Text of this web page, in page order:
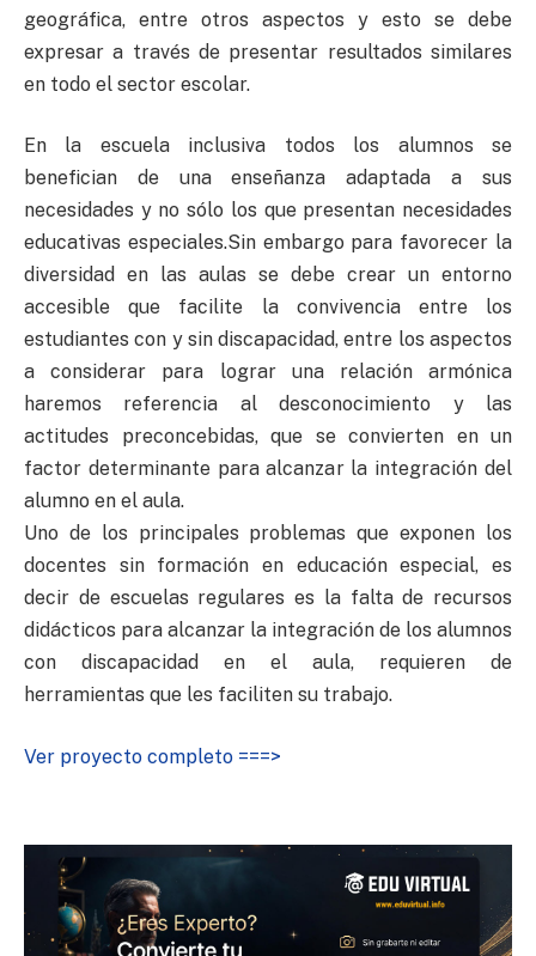
geográfica, entre otros aspectos y esto se debe
expresar a través de presentar resultados similares
en todo el sector escolar.
En la escuela inclusiva todos los alumnos se
benefician de una enseñanza adaptada a sus
necesidades y no sólo los que presentan necesidades
educativas especiales.Sin embargo para favorecer la
diversidad en las aulas se debe crear un entorno
accesible que facilite la convivencia entre los
estudiantes con y sin discapacidad, entre los aspectos
a considerar para lograr una relación armónica
haremos referencia al desconocimiento y las
actitudes preconcebidas, que se convierten en un
factor determinante para alcanzar la integración del
alumno en el aula.
Uno de los principales problemas que exponen los
docentes sin formación en educación especial, es
decir de escuelas regulares es la falta de recursos
didácticos para alcanzar la integración de los alumnos
con discapacidad en el aula, requieren de
herramientas que les faciliten su trabajo.
Ver proyecto completo ===>